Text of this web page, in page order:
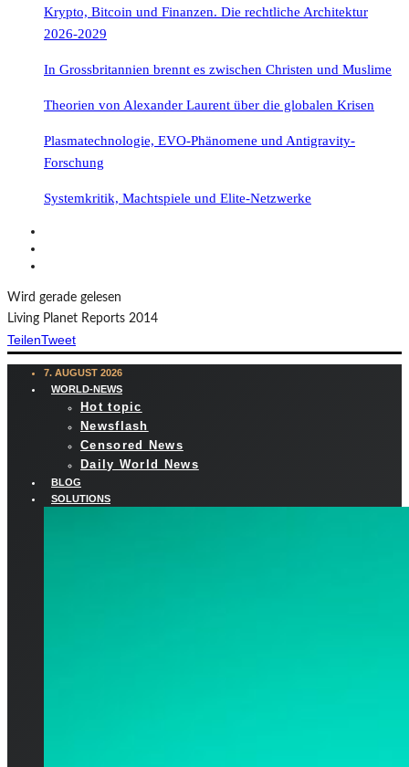
Krypto, Bitcoin und Finanzen. Die rechtliche Architektur
2026-2029
In Grossbritannien brennt es zwischen Christen und Muslime
Theorien von Alexander Laurent über die globalen Krisen
Plasmatechnologie, EVO-Phänomene und Antigravity-
Forschung
Systemkritik, Machtspiele und Elite-Netzwerke
Wird gerade gelesen
Living Planet Reports 2014
TeilenTweet
7. AUGUST 2026
WORLD-NEWS
Hot topic
Newsflash
Censored News
Daily World News
BLOG
SOLUTIONS